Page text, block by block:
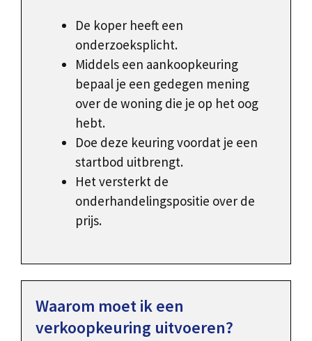
De koper heeft een
onderzoeksplicht.
Middels een aankoopkeuring
bepaal je een gedegen mening
over de woning die je op het oog
hebt.
Doe deze keuring voordat je een
startbod uitbrengt.
Het versterkt de
onderhandelingspositie over de
prijs.
Waarom moet ik een
verkoopkeuring uitvoeren?